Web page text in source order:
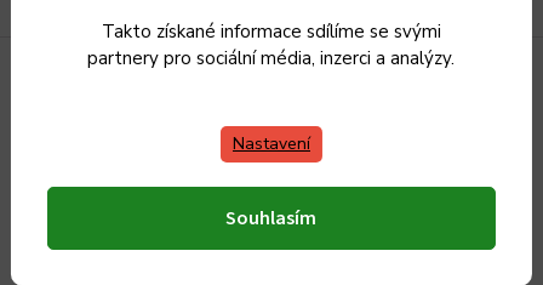
Takto získané informace sdílíme se svými
partnery pro sociální média, inzerci a analýzy.
Nastavení
Souhlasím
Sleva 5 %za registraci